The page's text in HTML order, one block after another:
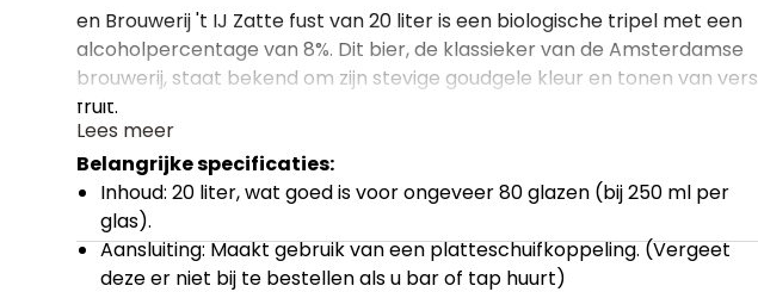
en Brouwerij 't IJ Zatte fust van 20 liter is een biologische tripel met een
alcoholpercentage van 8%. Dit bier, de klassieker van de Amsterdamse
brouwerij, staat bekend om zijn stevige goudgele kleur en tonen van vers
fruit.
Belangrijke specificaties:
Inhoud: 20 liter, wat goed is voor ongeveer 80 glazen (bij 250 ml per
glas).
Aansluiting: Maakt gebruik van eenplatteschuifkoppeling. (Vergeet
deze er niet bij te bestellen als u bar of tap huurt)
Lees meer